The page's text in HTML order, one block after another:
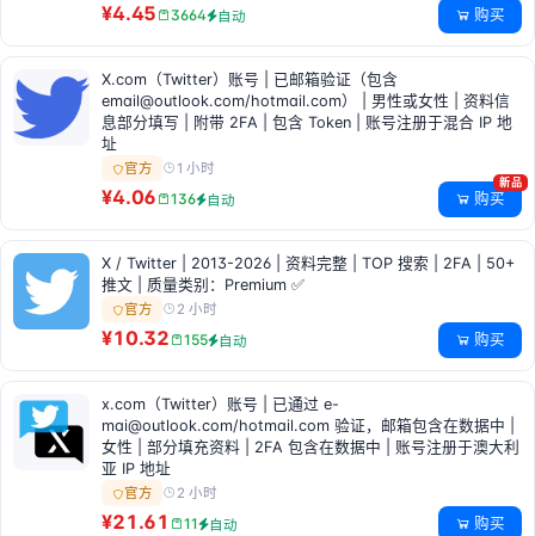
¥4.45 3664 自动 购买
X.com（Twitter）账号 | 已邮箱验证（包含
email@outlook.com/hotmail.com） | 男性或女性 | 资料信
息部分填写 | 附带 2FA | 包含 Token | 账号注册于混合 IP 地
址
官方 1 小时
¥4.06 136 自动 购买
新品
X / Twitter | 2013-2026 | 资料完整 | TOP 搜索 | 2FA | 50+
推文 | 质量类别：Premium ✅
官方 2 小时
¥10.32 155 自动 购买
x.com（Twitter）账号 | 已通过 e-
mai@outlook.com/hotmail.com 验证，邮箱包含在数据中 |
女性 | 部分填充资料 | 2FA 包含在数据中 | 账号注册于澳大利
亚 IP 地址
官方 2 小时
¥21.61 11 自动 购买